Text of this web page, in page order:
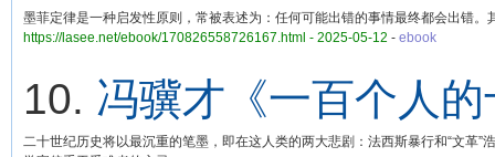
墨菲定律是一种启发性原则，常被表述为：任何可能出错的事情最终都会出错
https://lasee.net/ebook/170826558726167.html - 2025-05-12 - ebook
10. 冯骥才《一百个人
二十世纪历史将以最沉重的笔墨，即在这人类的两大悲剧：法西斯暴行和“文革